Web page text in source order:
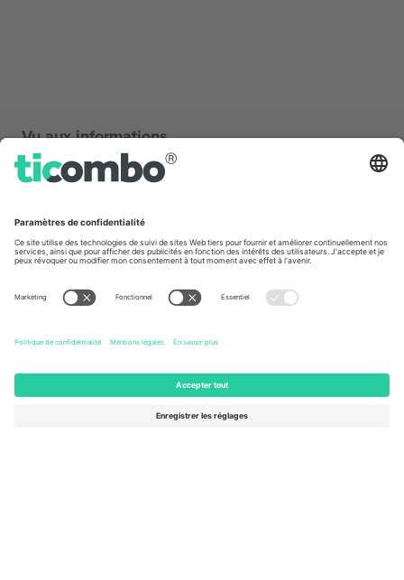
Vu aux informations
À propos de
Imprimer
Services de l'entreprise
Comment ça marche
Hôtels
Centre d'information sur la Coupe